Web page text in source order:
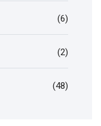
(6)
(2)
(48)